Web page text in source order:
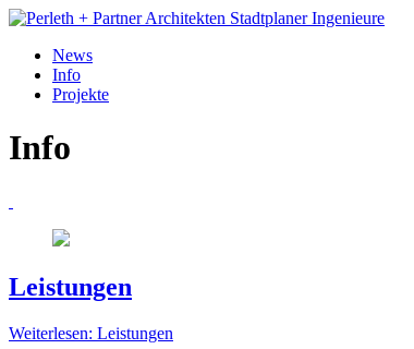
News
Info
Projekte
Info
Leistungen
Weiterlesen: Leistungen